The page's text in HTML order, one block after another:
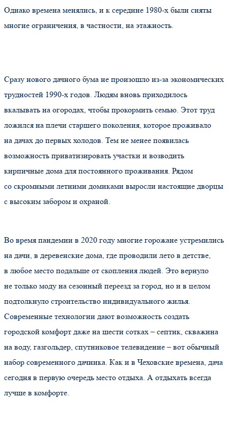
Однако времена менялись, и к середине 1980-х были сняты
многие ограничения, в частности, на этажность.
Сразу нового дачного бума не произошло из-за экономических
трудностей 1990-х годов. Людям вновь приходилось
вкалывать на огородах, чтобы прокормить семью. Этот труд
ложился на плечи старшего поколения, которое проживало
на дачах до первых холодов. Тем не менее появилась
возможность приватизировать участки и возводить
кирпичные дома для постоянного проживания. Рядом
со скромными летними домиками выросли настоящие дворцы
с высоким забором и охраной.
Во время пандемии в 2020 году многие горожане устремились
на дачи, в деревенские дома, где проводили лето в детстве,
в любое место подальше от скопления людей. Это вернуло
не только моду на сезонный переезд за город, но и в целом
подтолкнуло строительство индивидуального жилья.
Современные технологии дают возможность создать
городской комфорт даже на шести сотках – септик, скважина
на воду, газгольдер, спутниковое телевидение – вот обычный
набор современного дачника. Как и в Чеховские времена, дача
сегодня в первую очередь место отдыха. А отдыхать всегда
лучше в комфорте.